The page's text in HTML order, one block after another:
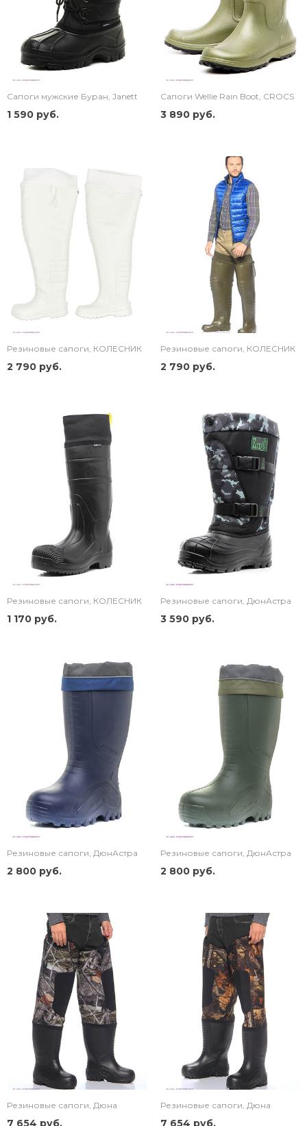
Сапоги мужские Буран, Janett
1 590 руб.
Сапоги Wellie Rain Boot, CROCS
3 890 руб.
Резиновые сапоги, КОЛЕСНИК
2 790 руб.
Резиновые сапоги, КОЛЕСНИК
2 790 руб.
Резиновые сапоги, КОЛЕСНИК
1 170 руб.
Резиновые сапоги, ДюнАстра
3 590 руб.
Резиновые сапоги, ДюнАстра
2 800 руб.
Резиновые сапоги, ДюнАстра
2 800 руб.
Резиновые сапоги, Дюна
7 654 руб.
Резиновые сапоги, Дюна
7 654 руб.